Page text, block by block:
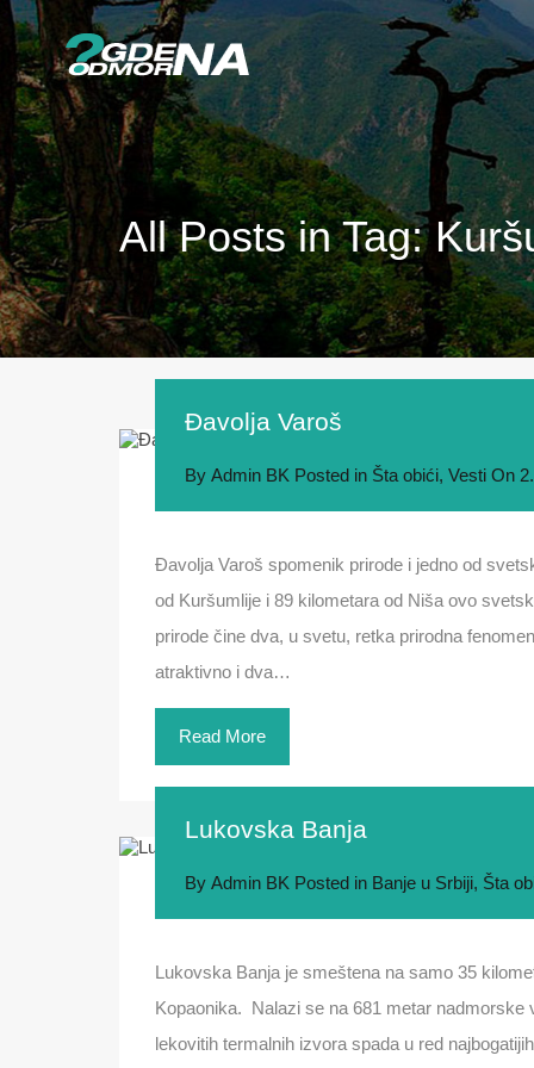
All Posts in Tag:
Đavolja Varoš
By Admin BK Posted in Šta obići, Vesti On
Đavolja Varoš spomenik prirode i jedno od
od Kuršumlije i 89 kilometara od Niša ovo
prirode čine dva, u svetu, retka prirodna
atraktivno i dva…
Read More
Lukovska Banja
By Admin BK Posted in Banje u Srbiji, Šta
Lukovska Banja je smeštena na samo 35
Kopaonika. Nalazi se na 681 metar
lekovitih termalnih izvora spada u red